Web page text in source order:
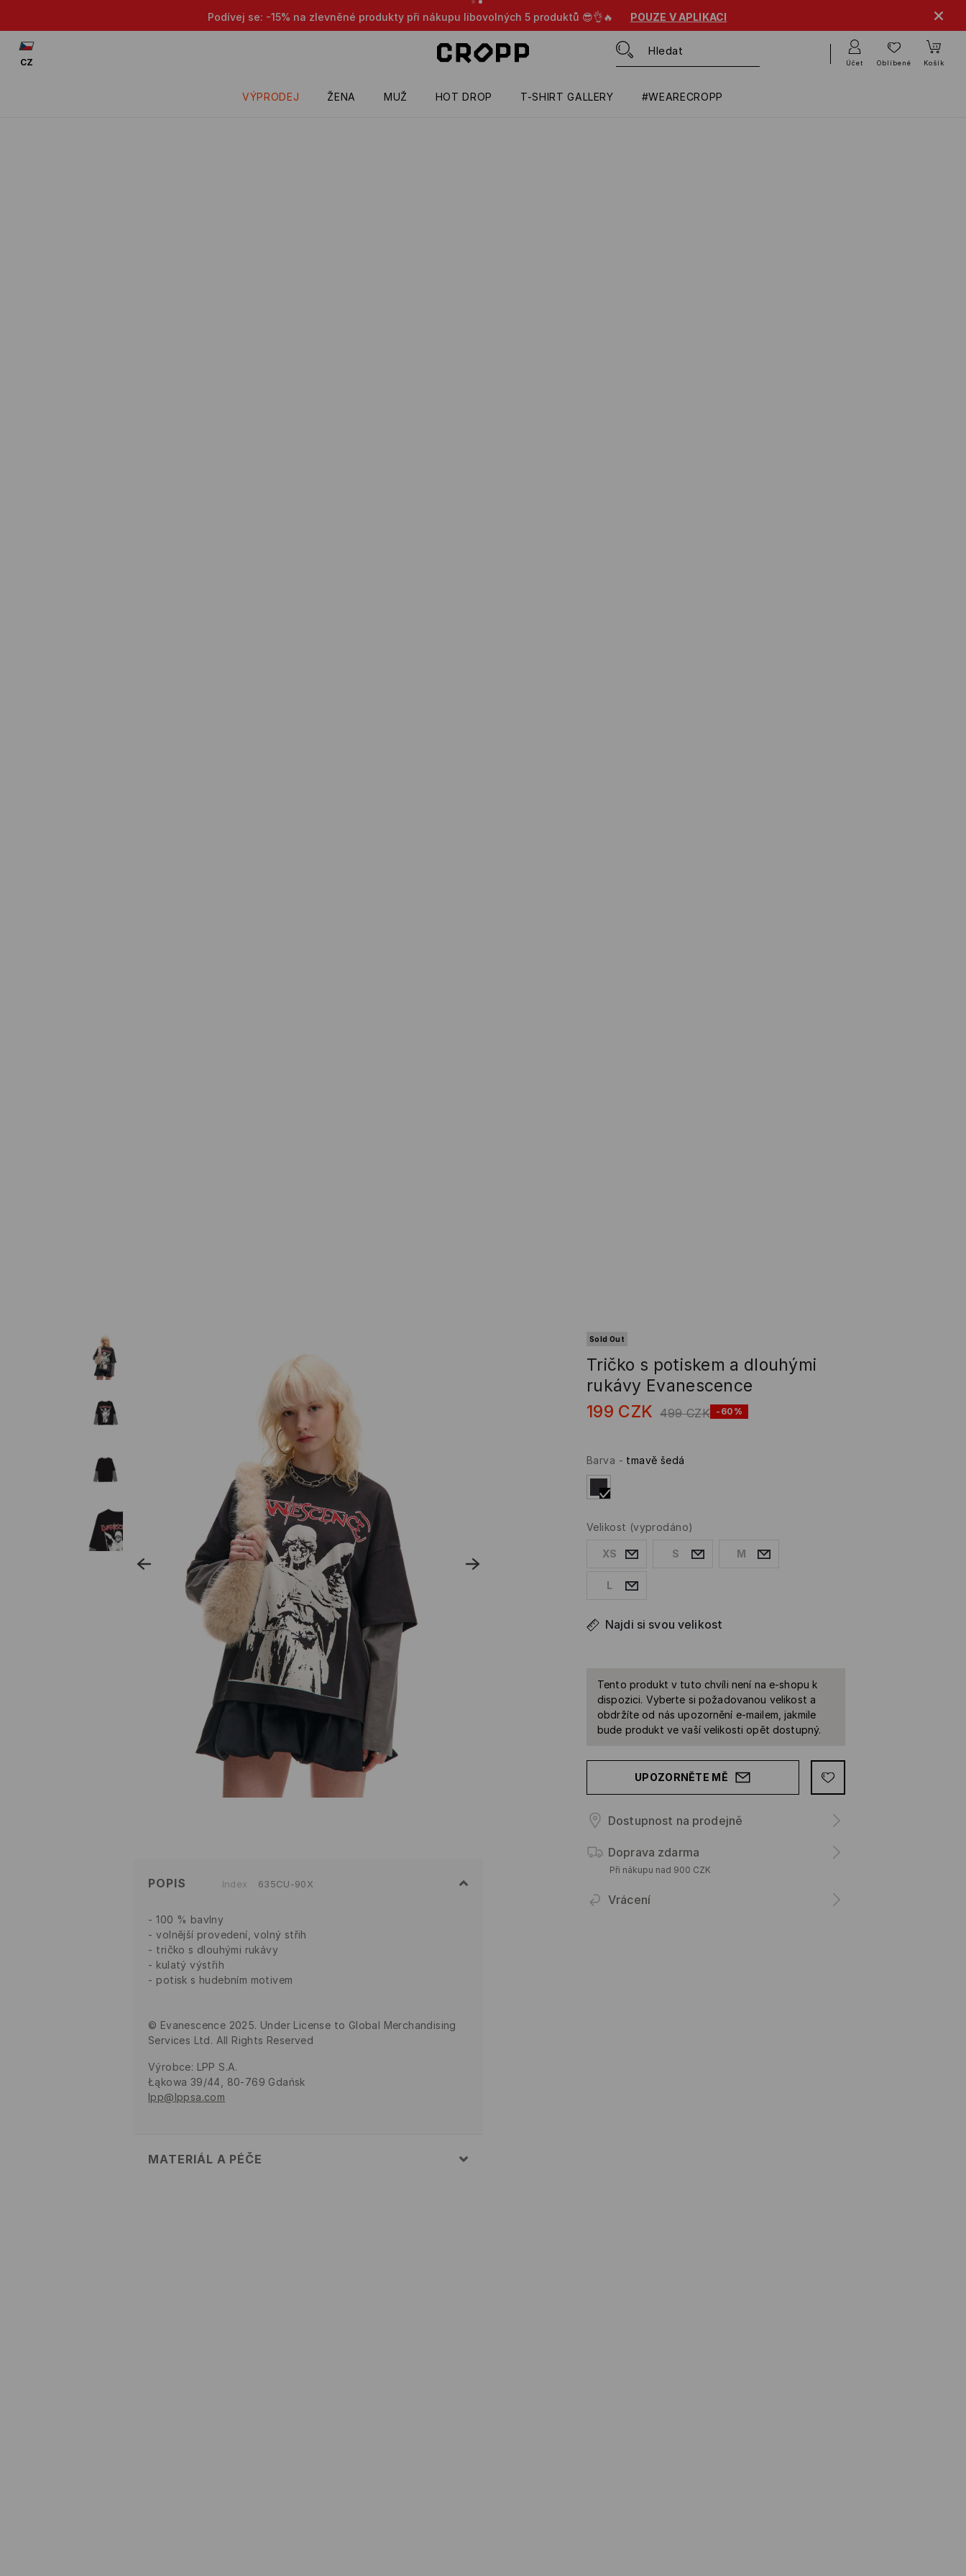
Podívej se: -15% na zlevněné produkty při nákupu libovolných 5 produktů 😎👌🔥 POUZE V APLIKACI
VÝPRODEJ ŽENA MUŽ HOT DROP T-SHIRT GALLERY #WEARECROPP
CZ Účet Oblíbené Košík
Sold Out
Tričko s potiskem a dlouhými
rukávy Evanescence
199 CZK 499 CZK -60%
Barva - tmavě šedá
Velikost (vyprodáno)
XS S M
L
Najdi si svou velikost
Tento produkt v tuto chvíli není na e-shopu k
dispozici. Vyberte si požadovanou velikost a
obdržíte od nás upozornění e-mailem, jakmile
bude produkt ve vaší velikosti opět dostupný.
UPOZORNĚTE MĚ
Dostupnost na prodejně
Doprava zdarma
Při nákupu nad 900 CZK
Vrácení
POPIS Index 635CU-90X
100 % bavlny
volnější provedení, volný střih
tričko s dlouhými rukávy
kulatý výstřih
potisk s hudebním motivem
© Evanescence 2025. Under License to Global Merchandising
Services Ltd. All Rights Reserved
Výrobce: LPP S.A.
Łąkowa 39/44, 80-769 Gdańsk
lpp@lppsa.com
MATERIÁL A PÉČE